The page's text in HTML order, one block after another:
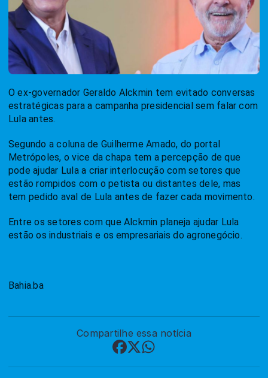
O ex-governador Geraldo Alckmin tem evitado conversas
estratégicas para a campanha presidencial sem falar com
Lula antes.
Segundo a coluna de Guilherme Amado, do portal
Metrópoles, o vice da chapa tem a percepção de que
pode ajudar Lula a criar interlocução com setores que
estão rompidos com o petista ou distantes dele, mas
tem pedido aval de Lula antes de fazer cada movimento.
Entre os setores com que Alckmin planeja ajudar Lula
estão os industriais e os empresariais do agronegócio.
Bahia.ba
Compartilhe essa notícia